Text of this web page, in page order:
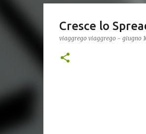
Cresce lo
viaggrego viaggrego - giugno